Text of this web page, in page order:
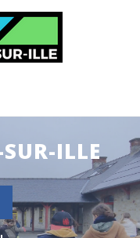
ILLE